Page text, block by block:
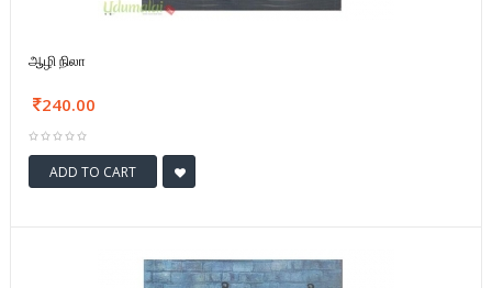
ஆழி நிலா
240.00
ADD TO CART